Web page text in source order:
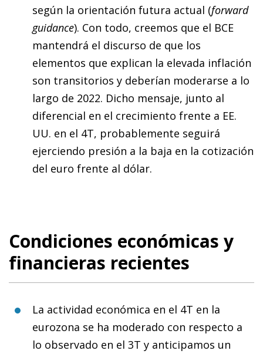
según la orientación futura actual (forward
guidance). Con todo, creemos que el BCE
mantendrá el discurso de que los
elementos que explican la elevada inflación
son transitorios y deberían moderarse a lo
largo de 2022. Dicho mensaje, junto al
diferencial en el crecimiento frente a EE.
UU. en el 4T, probablemente seguirá
ejerciendo presión a la baja en la cotización
del euro frente al dólar.
Condiciones económicas y
financieras recientes
La actividad económica en el 4T en la
eurozona se ha moderado con respecto a
lo observado en el 3T y anticipamos un